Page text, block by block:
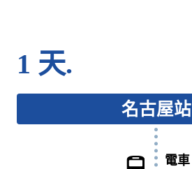
1 天.
名古屋站
電車